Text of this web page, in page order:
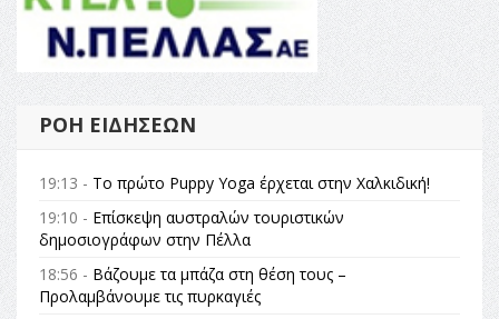
ΡΟΉ ΕΙΔΉΣΕΩΝ
19:13 - Το πρώτο Puppy Yoga έρχεται στην Χαλκιδική!
19:10 - Επίσκεψη αυστραλών τουριστικών
δημοσιογράφων στην Πέλλα
18:56 - Βάζουμε τα μπάζα στη θέση τους –
Προλαμβάνουμε τις πυρκαγιές